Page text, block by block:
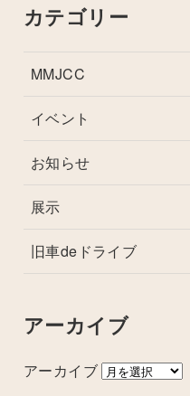
カテゴリー
MMJCC
イベント
お知らせ
展示
旧車deドライブ
アーカイブ
アーカイブ